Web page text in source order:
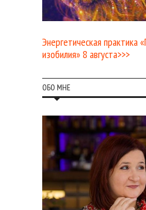
Энергетическая практика
изобилия» 8 августа>>>
ОБО МНЕ